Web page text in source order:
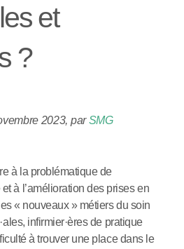
et
?
2023, parSMG
à la problématique de
à l’amélioration des prises en
« nouveaux » métiers du soin
·ales, infirmier·ères de pratique
à trouver une place dans le